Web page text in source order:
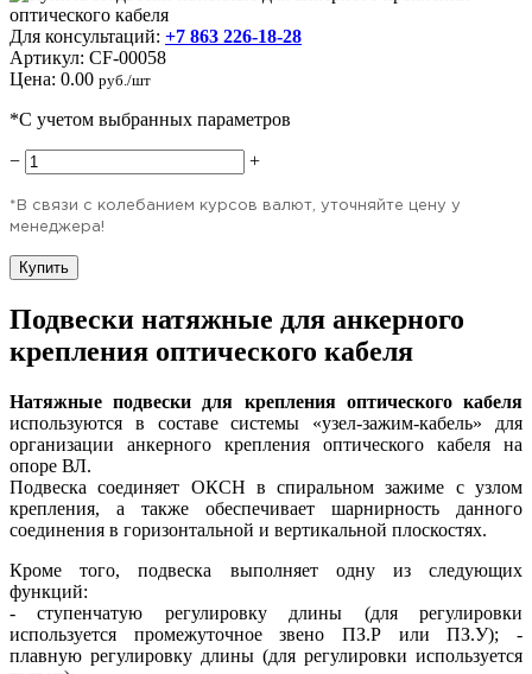
Для консультаций: +7 863 226-18-28
Артикул: CF-00058
Цена: 0.00 руб./шт
*С учетом выбранных параметров
− +
*В связи с колебанием курсов валют, уточняйте цену у
менеджера!
Купить
Подвески натяжные для анкерного
крепления оптического кабеля
Натяжные подвески для крепления оптического кабеля
используются в составе системы «узел-зажим-кабель» для
организации анкерного крепления оптического кабеля на
опоре ВЛ.
Подвеска соединяет ОКСН в спиральном зажиме с узлом
крепления, а также обеспечивает шарнирность данного
соединения в горизонтальной и вертикальной плоскостях.
Кроме того, подвеска выполняет одну из следующих
функций:
- ступенчатую регулировку длины (для регулировки
используется промежуточное звено ПЗ.Р или ПЗ.У); -
плавную регулировку длины (для регулировки используется